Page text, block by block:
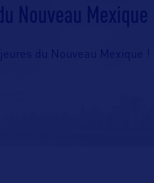
Nouveau Mexique
du Nouveau Mexique !